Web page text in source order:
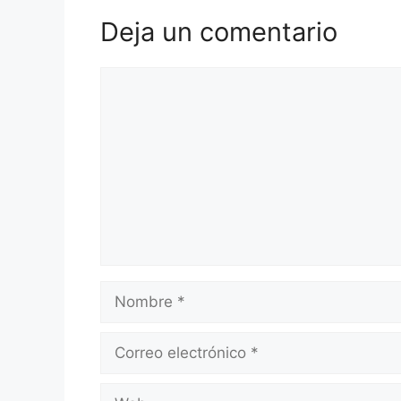
Deja un comentario
Nombre
Correo
Web